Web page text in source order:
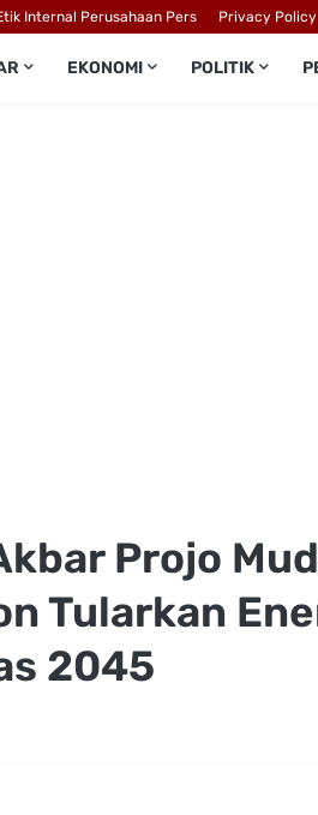
Internal Perusahaan Pers Privacy Policy
EKONOMI POLITIK
Projo
Tularkan
2045